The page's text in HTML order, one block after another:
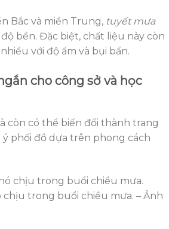
Bắc và miền Trung, tuyết mưa
bền. Đặc biệt, chất liệu này còn
với độ ẩm và bụi bẩn.
cho công sở và học
còn có thể biến đổi thành trang
ý phối đồ dựa trên phong cách
trong buổi chiều mưa. – Ảnh